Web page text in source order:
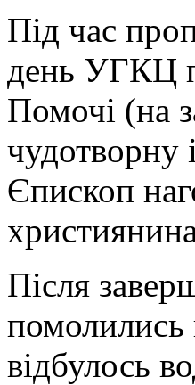
Під час
день УГКЦ
Помочі (на
чудотворну
Єпископ
Після
помолились
відбулось